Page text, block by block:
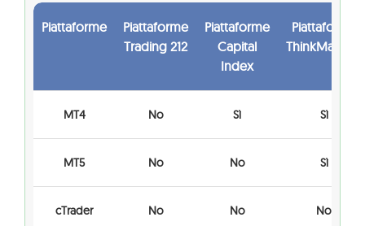
Piattaforme
Piattaforme
Trading 212
Piattaforme
Capital
Index
Piattaforme
ThinkMarkets
MT4 No Sì Sì
MT5 No No Sì
cTrader No No No